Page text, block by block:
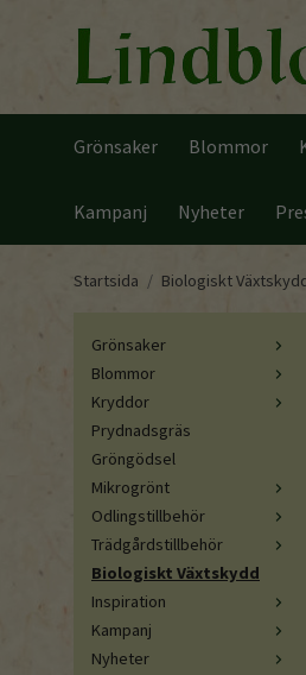
Grönsaker Blommor
Kampanj Nyheter
Startsida / Biologiskt
Grönsaker
Blommor
Kryddor
Prydnadsgräs
Gröngödsel
Mikrogrönt
Odlingstillbehör
Trädgårdstillbehör
Biologiskt Växtskydd
Inspiration
Kampanj
Nyheter